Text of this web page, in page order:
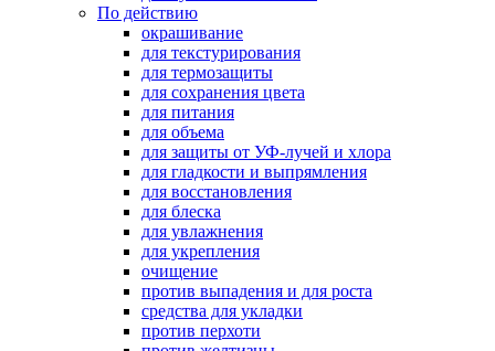
По действию
окрашивание
для текстурирования
для термозащиты
для сохранения цвета
для питания
для объема
для защиты от УФ-лучей и хлора
для гладкости и выпрямления
для восстановления
для блеска
для увлажнения
для укрепления
очищение
против выпадения и для роста
средства для укладки
против перхоти